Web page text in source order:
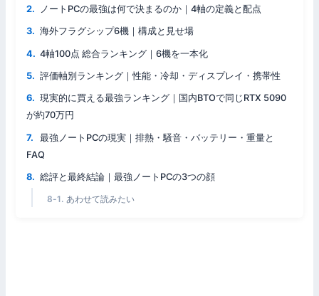
ノートPCの最強は何で決まるのか｜4軸の定義と配点
海外フラグシップ6機｜構成と見せ場
4軸100点 総合ランキング｜6機を一本化
評価軸別ランキング｜性能・冷却・ディスプレイ・携帯性
現実的に買える最強ランキング｜国内BTOで同じRTX 5090
が約70万円
最強ノートPCの現実｜排熱・騒音・バッテリー・重量と
FAQ
総評と最終結論｜最強ノートPCの3つの顔
あわせて読みたい